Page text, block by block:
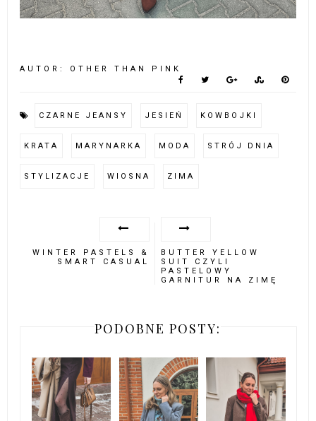
AUTOR: OTHER THAN PINK
CZARNE JEANSY JESIEŃ KOWBOJKI
KRATA MARYNARKA MODA STRÓJ DNIA
STYLIZACJE WIOSNA ZIMA
WINTER PASTELS &
SMART CASUAL
BUTTER YELLOW
SUIT CZYLI
PASTELOWY
GARNITUR NA ZIMĘ
PODOBNE POSTY: